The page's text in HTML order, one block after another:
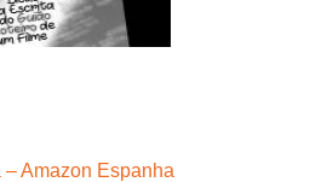
Amazon Espanha